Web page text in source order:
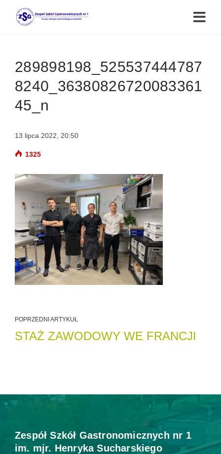
289898198_525537444787
8240_36380826720083361
45_n
13 lipca 2022, 20:50
1325
POPRZEDNI ARTYKUŁ
STAŻ ZAWODOWY WE FRANCJI
Zespół Szkół Gastronomicznych nr 1
im. mjr. Henryka Sucharskiego